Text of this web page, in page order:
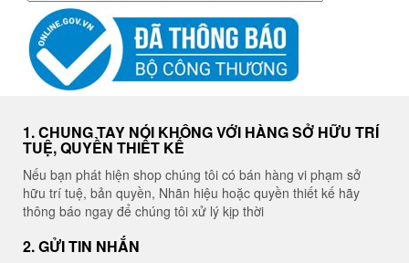
1. CHUNG TAY NÓI KHÔNG VỚI HÀNG SỞ HỮU TRÍ
TUỆ, QUYỀN THIẾT KẾ
Nếu bạn phát hiện shop chúng tôi có bán hàng vi phạm sở
hữu trí tuệ, bản quyền, Nhãn hiệu hoặc quyền thiết kế hãy
thông báo ngay để chúng tôi xử lý kịp thời
2. GỬI TIN NHẮN